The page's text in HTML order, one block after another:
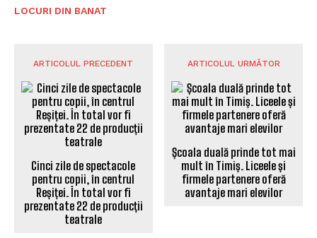
LOCURI DIN BANAT
ARTICOLUL PRECEDENT
Cinci zile de spectacole
pentru copii, în centrul
Reșiței. În total vor fi
prezentate 22 de producții
teatrale
ARTICOLUL URMĂTOR
Școala duală prinde tot mai
mult în Timiș. Liceele și
firmele partenere oferă
avantaje mari elevilor